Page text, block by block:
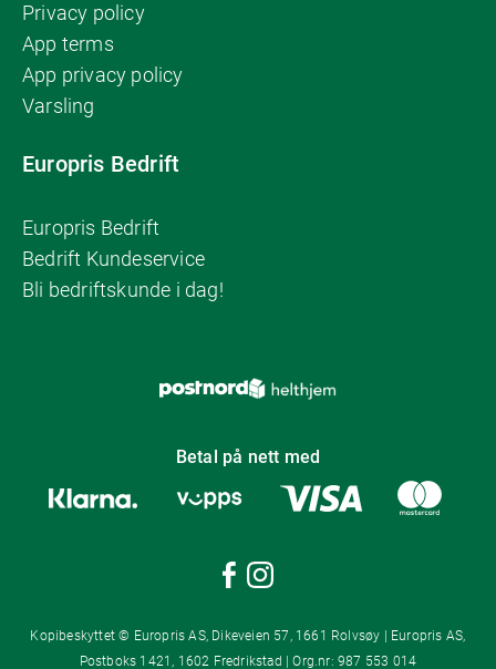
Privacy policy
App terms
App privacy policy
Varsling
Europris Bedrift
Europris Bedrift
Bedrift Kundeservice
Bli bedriftskunde i dag!
Betal på nett med
Kopibeskyttet © Europris AS, Dikeveien 57, 1661 Rolvsøy | Europris AS,
Postboks 1421, 1602 Fredrikstad | Org.nr: 987 553 014